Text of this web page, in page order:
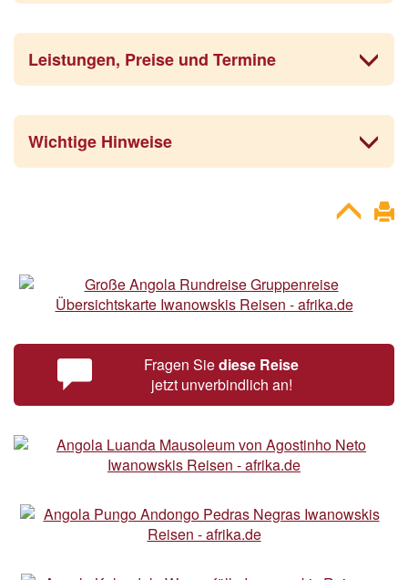
Leistungen, Preise und Termine
Wichtige Hinweise
Fragen Siediese Reise
jetzt unverbindlich an!